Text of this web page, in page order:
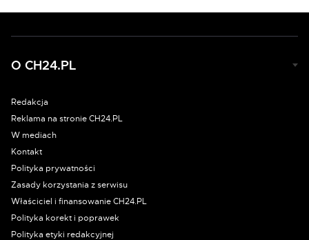
O CH24.PL
Redakcja
Reklama na stronie CH24.PL
W mediach
Kontakt
Polityka prywatności
Zasady korzystania z serwisu
Właściciel i finansowanie CH24.PL
Polityka korekt i poprawek
Polityka etyki redakcyjnej